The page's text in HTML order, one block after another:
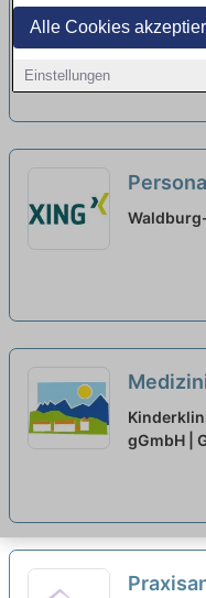
Alle Cookies
Einstellungen
Lucius &
Vollzeit
im
und
das Du
gGmbH |